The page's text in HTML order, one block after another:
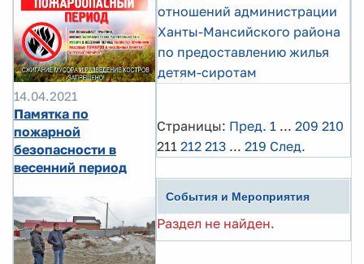
14.04.2021
Памятка по
пожарной
безопасности в
весенний период
отношений администрации
Ханты-Мансийского района
по предоставлению жилья
детям-сиротам
Страницы: Пред. 1 ... 209 210
211 212 213 ... 219 След.
События и Мероприятия
Раздел не найден.